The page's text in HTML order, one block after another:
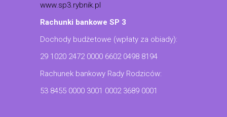
www.sp3.rybnik.pl
Rachunki bankowe SP 3
Dochody budżetowe (wpłaty za obiady):
29 1020 2472 0000 6602 0498 8194
Rachunek bankowy Rady Rodziców:
53 8455 0000 3001 0002 3689 0001